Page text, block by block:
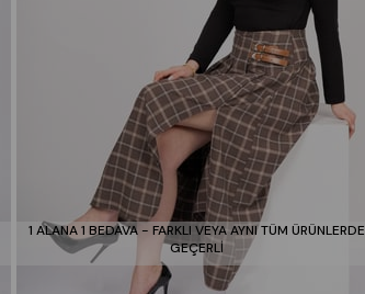
1 ALANA 1 BEDAVA - FARKLI VEYA AYNI TÜM ÜRÜNLERDE
GEÇERLİ